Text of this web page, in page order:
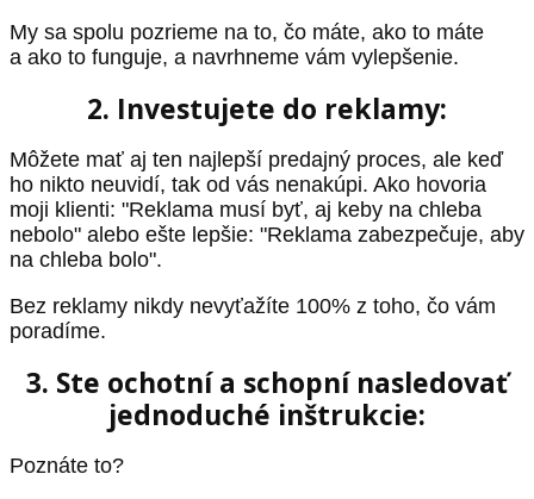
My sa spolu pozrieme na to, čo máte, ako to máte
a ako to funguje, a navrhneme vám vylepšenie.
2. Investujete do reklamy:
Môžete mať aj ten najlepší predajný proces, ale keď
ho nikto neuvidí, tak od vás nenakúpi. Ako hovoria
moji klienti: "Reklama musí byť, aj keby na chleba
nebolo" alebo ešte lepšie: "Reklama zabezpečuje, aby
na chleba bolo".
Bez reklamy nikdy nevyťažíte 100% z toho, čo vám
poradíme.
3. Ste ochotní a schopní nasledovať
jednoduché inštrukcie:
Poznáte to?